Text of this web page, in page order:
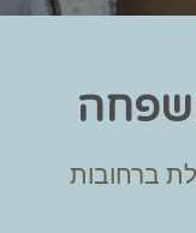
ברחובות